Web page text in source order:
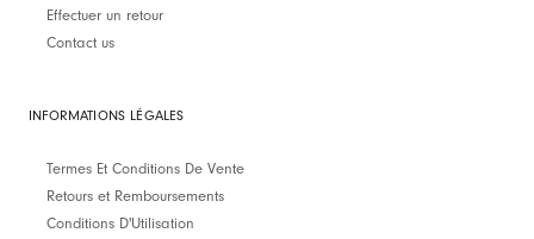
Effectuer un retour
Contact us
INFORMATIONS LÉGALES
Termes Et Conditions De Vente
Retours et Remboursements
Conditions D'Utilisation